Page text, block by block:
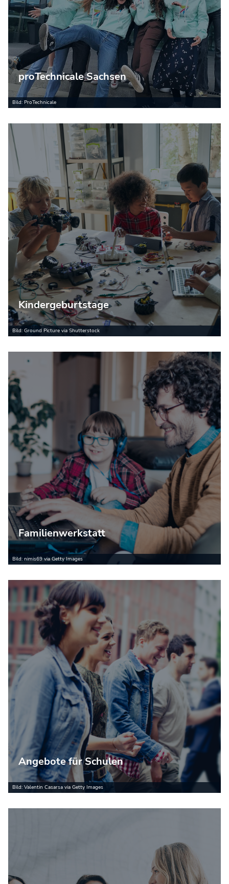
proTechnicale Sachsen
Bild: ProTechnicale
Kindergeburtstage
Bild: Ground Picture via Shutterstock
Familienwerkstatt
Bild: nimis69 via Getty Images
Angebote für Schulen
Bild: Valentin Casarsa via Getty Images